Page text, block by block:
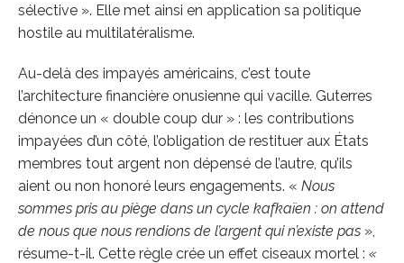
sélective ». Elle met ainsi en application sa politique
hostile au multilatéralisme.
Au-delà des impayés américains, c’est toute
l’architecture financière onusienne qui vacille. Guterres
dénonce un « double coup dur » : les contributions
impayées d’un côté, l’obligation de restituer aux États
membres tout argent non dépensé de l’autre, qu’ils
aient ou non honoré leurs engagements. « Nous
sommes pris au piège dans un cycle kafkaïen : on attend
de nous que nous rendions de l’argent qui n’existe pas »,
résume-t-il. Cette règle crée un effet ciseaux mortel : «